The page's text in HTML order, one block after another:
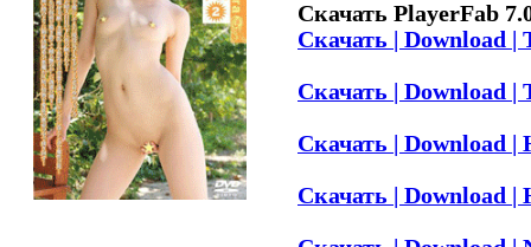
Скачать PlayerFab
Скачать | Download |
Скачать | Download |
Скачать | Download |
Скачать | Download |